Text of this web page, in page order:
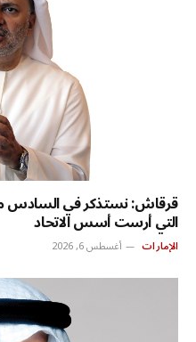
قرقاش: نستذكر في السادس
التي أرست أسس الاتحاد
الإمارات أغسطس 6, 2026